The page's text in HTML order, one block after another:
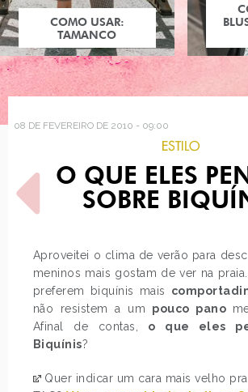
COMO USAR:
TAMANCO
08 DE FEVEREIRO DE 2010 - 09:00
ESTILO
O QUE ELES
SOBRE
Aproveitei o clima de verão para
meninos mais gostam de ver na
preferem biquínis mais
não resistem a um pouco pano
Afinal de contas, o que eles
Biquínis?
Quer indicar um cara mais velho
POST ANTERIOR
TARINA TARANTINO
BEAUTY A VENDA NA
DESEJO
HELLO